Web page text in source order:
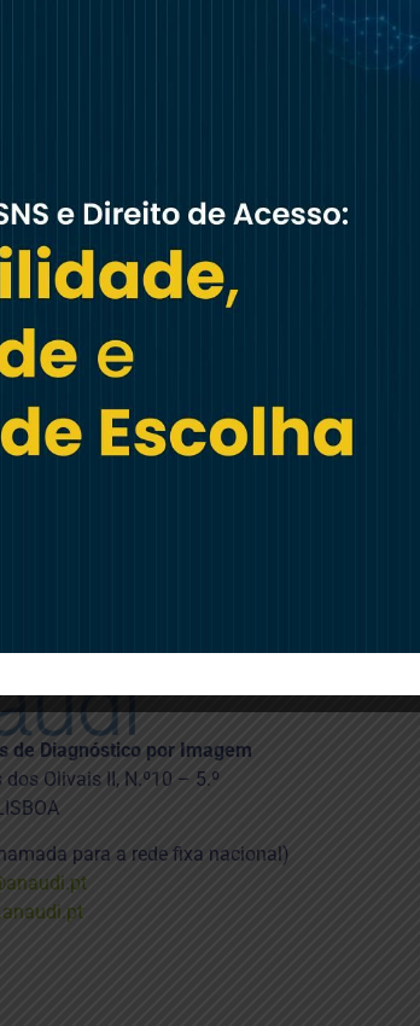
que só tem uma cobertura – o SNS.
e mais de 43 mil atos médicos em 2025.
de Diagnóstico por Imagem
Olivais II, N.º10 – 5.º
para a rede fixa nacional)